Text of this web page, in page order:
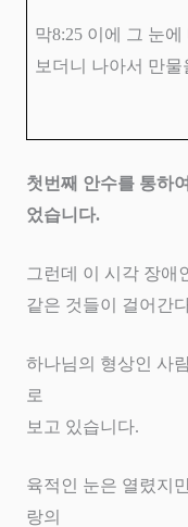
막8:25 이에 그 눈에
보더니 나아서 만
첫번째 안수를 통하
었습니다.
그런데 이 시각 장애
같은 것들이 걸어간
하나님의 형상인 사
로
보고 있습니다.
육적인 눈은 열렸지
랑의